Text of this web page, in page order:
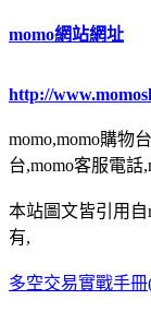
momo網站網址
http://
momo,momo購物
台,momo客服電話
本站圖文皆引用
有,
多空交易實戰手